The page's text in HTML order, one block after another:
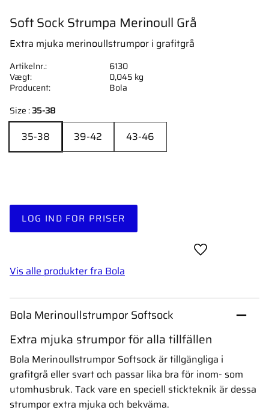
Soft Sock Strumpa Merinoull Grå
Extra mjuka merinoullstrumpor i grafitgrå
Size :35-38
35-38 39-42 43-46
LOG IND FOR PRISER
Gem som
Artikelnr.
6130
Vægt
0,045 kg
Producent
Bola
Vis alle produkter fra Bola
Bola Merinoullstrumpor Softsock
Extra mjuka strumpor för alla tillfällen
Bola Merinoullstrumpor Softsock är tillgängliga i
grafitgrå eller svart och passar lika bra för inom- som
utomhusbruk. Tack vare en speciell stickteknik är dessa
strumpor extra mjuka och bekväma.